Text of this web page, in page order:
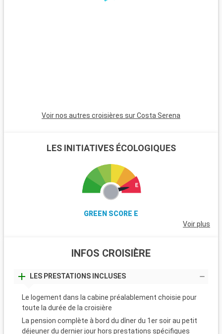
d'art et d'histoire, raconte l'histoire de l'éruption de la
Voir nos autres croisières sur Costa Serena
LES INITIATIVES ÉCOLOGIQUES
GREEN SCORE E
Voir plus
INFOS CROISIÈRE
LES PRESTATIONS INCLUSES
Le logement dans la cabine préalablement choisie pour
toute la durée de la croisière
La pension complète à bord du dîner du 1er soir au petit
déjeuner du dernier jour hors prestations spécifiques